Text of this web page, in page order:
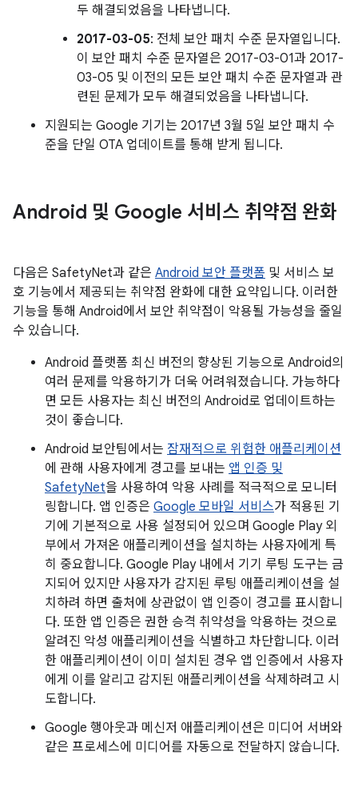
두 해결되었음을 나타냅니다.
2017-03-05: 전체 보안 패치 수준 문자열입니다.
이 보안 패치 수준 문자열은 2017-03-01과 2017-
03-05 및 이전의 모든 보안 패치 수준 문자열과 관
련된 문제가 모두 해결되었음을 나타냅니다.
지원되는 Google 기기는 2017년 3월 5일 보안 패치 수
준을 단일 OTA 업데이트를 통해 받게 됩니다.
Android 및 Google 서비스 취약점 완화
다음은 SafetyNet과 같은 Android 보안 플랫폼 및 서비스 보
호 기능에서 제공되는 취약점 완화에 대한 요약입니다. 이러한
기능을 통해 Android에서 보안 취약점이 악용될 가능성을 줄일
수 있습니다.
Android 플랫폼 최신 버전의 향상된 기능으로 Android의
여러 문제를 악용하기가 더욱 어려워졌습니다. 가능하다
면 모든 사용자는 최신 버전의 Android로 업데이트하는
것이 좋습니다.
Android 보안팀에서는 잠재적으로 위험한 애플리케이션
에 관해 사용자에게 경고를 보내는 앱 인증 및
SafetyNet을 사용하여 악용 사례를 적극적으로 모니터
링합니다. 앱 인증은 Google 모바일 서비스가 적용된 기
기에 기본적으로 사용 설정되어 있으며 Google Play 외
부에서 가져온 애플리케이션을 설치하는 사용자에게 특
히 중요합니다. Google Play 내에서 기기 루팅 도구는 금
지되어 있지만 사용자가 감지된 루팅 애플리케이션을 설
치하려 하면 출처에 상관없이 앱 인증이 경고를 표시합니
다. 또한 앱 인증은 권한 승격 취약성을 악용하는 것으로
알려진 악성 애플리케이션을 식별하고 차단합니다. 이러
한 애플리케이션이 이미 설치된 경우 앱 인증에서 사용자
에게 이를 알리고 감지된 애플리케이션을 삭제하려고 시
도합니다.
Google 행아웃과 메신저 애플리케이션은 미디어 서버와
같은 프로세스에 미디어를 자동으로 전달하지 않습니다.